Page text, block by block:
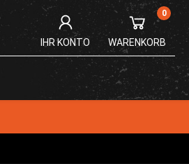
IHR KONTO
0
WARENKORB